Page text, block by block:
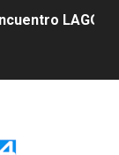
LAGO
a más de 993